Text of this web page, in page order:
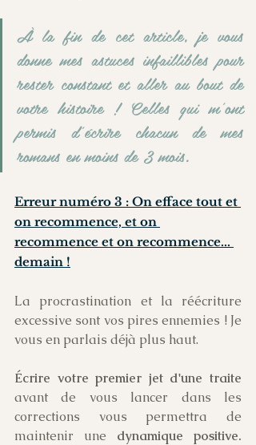
À la fin de cet article, je vous
donne mes astuces infaillibles pour
rester constant et aller au bout de
votre histoire ! Celles qui m'ont
permis d'écrire chacun de mes
romans en moins de 3 mois.
Erreur numéro 3 : On efface tout et
on recommence, et on
recommence et on recommence...
demain !
La procrastination et la réécriture
excessive sont vos pires ennemies ! Je
vous en parlais déjà plus haut.
Écrire votre premier jet d'une traite
avant de vous lancer dans les
corrections vous permettra de
maintenir une dynamique positive.